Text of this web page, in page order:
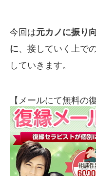
今回は元カノに振り
に、接していく上で
していきます。
【メールにて無料の